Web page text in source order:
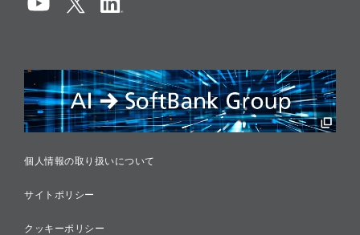
コンプライアンス
リスクマネジメント
税務に対する取り組み
採用情報
個人情報の取り扱いについて
サイトポリシー
クッキーポリシー